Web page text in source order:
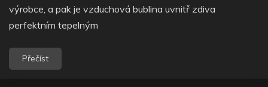
výrobce, a pak je vzduchová bublina uvnitř zdiva
perfektním tepelným
Přečíst